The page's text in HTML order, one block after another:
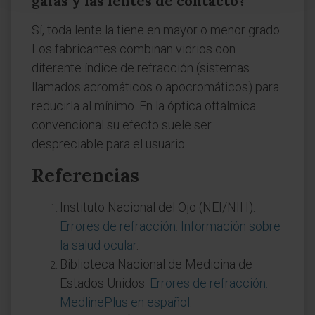
Sí, toda lente la tiene en mayor o menor grado.
Los fabricantes combinan vidrios con
diferente índice de refracción (sistemas
llamados acromáticos o apocromáticos) para
reducirla al mínimo. En la óptica oftálmica
convencional su efecto suele ser
despreciable para el usuario.
Referencias
Instituto Nacional del Ojo (NEI/NIH).
Errores de refracción. Información sobre
la salud ocular
Biblioteca Nacional de Medicina de
Estados Unidos. Errores de refracción.
MedlinePlus en español